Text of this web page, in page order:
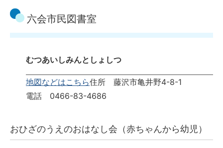
六会市民図書室
むつあいしみんとしょしつ
地図などはこちら住所 藤沢市亀井野4-8-1
電話 0466-83-4686
おひざのうえのおはなし会（赤ちゃんから幼児）